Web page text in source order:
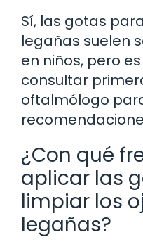
Sí, las gotas
legañas suelen
en niños, pero
consultar
oftalmólogo
¿Con qué
aplicar las
limpiar los
legañas?